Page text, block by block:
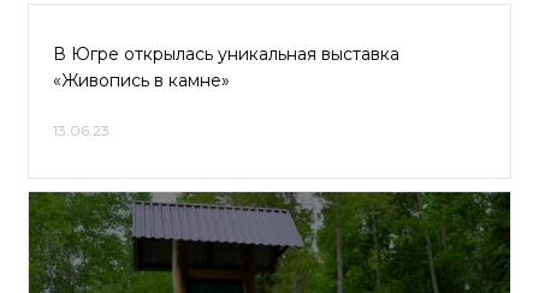
В Югре открылась уникальная выставка
«Живопись в камне»
13.06.23